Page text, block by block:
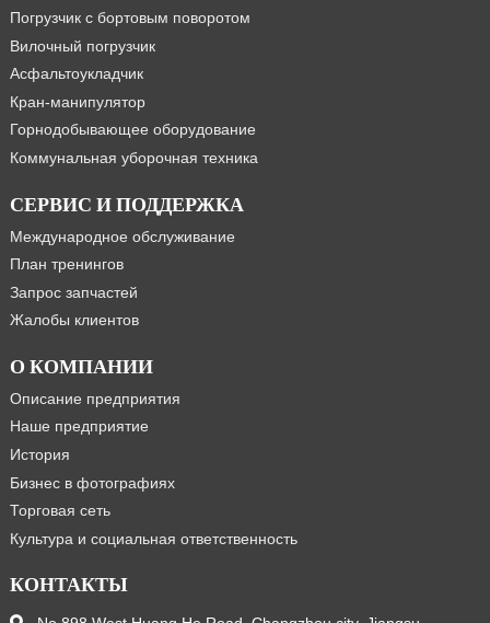
Погрузчик с бортовым поворотом
Вилочный погрузчик
Асфальтоукладчик
Кран-манипулятор
Горнодобывающее оборудование
Коммунальная уборочная техника
СЕРВИС И ПОДДЕРЖКА
Международное обслуживание
План тренингов
Запрос запчастей
Жалобы клиентов
О КОМПАНИИ
Описание предприятия
Наше предприятие
История
Бизнес в фотографиях
Торговая сеть
Культура и социальная ответственность
КОНТАКТЫ